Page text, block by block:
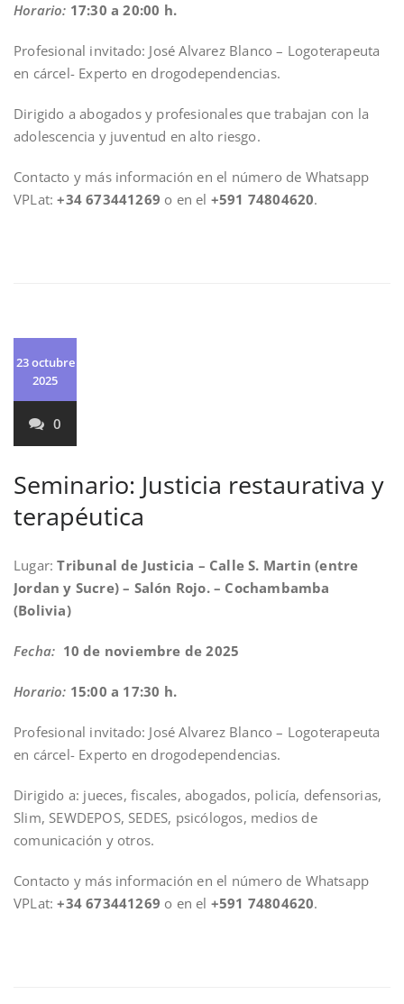
Horario: 17:30 a 20:00 h.
Profesional invitado: José Alvarez Blanco – Logoterapeuta
en cárcel- Experto en drogodependencias.
Dirigido a abogados y profesionales que trabajan con la
adolescencia y juventud en alto riesgo.
Contacto y más información en el número de Whatsapp
VPLat:+34 673441269 o en el +591 74804620.
23 octubre
2025
0
Seminario: Justicia restaurativa y
terapéutica
Lugar:Tribunal de Justicia – Calle S. Martin (entre
Jordan y Sucre) – Salón Rojo. – Cochambamba
(Bolivia)
Fecha: 10 de noviembre de 2025
Horario: 15:00 a 17:30 h.
Profesional invitado: José Alvarez Blanco – Logoterapeuta
en cárcel- Experto en drogodependencias.
Dirigido a: jueces, fiscales, abogados, policía, defensorias,
Slim, SEWDEPOS, SEDES, psicólogos, medios de
comunicación y otros.
Contacto y más información en el número de Whatsapp
VPLat:+34 673441269 o en el +591 74804620.